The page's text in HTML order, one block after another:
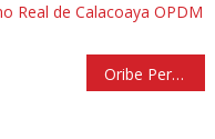
Real de Calacoaya OPDM
Oribe Peralta podría ser la pesadilla de la Máquina Celeste